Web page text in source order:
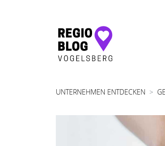
Hauptnavigation
UNTERNEHMEN ENTDECKEN